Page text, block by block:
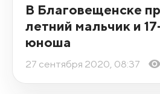
В Благовещенске
летний мальчик и
юноша
27 сентября 2020, 08:37